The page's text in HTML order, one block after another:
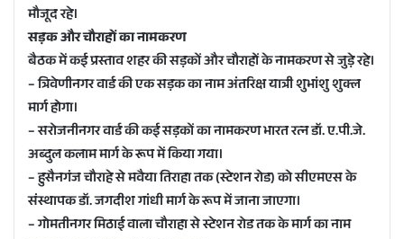
मौजूद रहे।
सड़क और चौराहों का नामकरण
बैठक में कई प्रस्ताव शहर की सड़कों और चौराहों के नामकरण से जुड़े रहे।
– त्रिवेणीनगर वार्ड की एक सड़क का नाम अंतरिक्ष यात्री शुभांशु शुक्ल
मार्ग होगा।
– सरोजनीनगर वार्ड की कई सड़कों का नामकरण भारत रत्न डॉ. ए.पी.जे.
अब्दुल कलाम मार्ग के रूप में किया गया।
– हुसैनगंज चौराहे से मवैया तिराहा तक (स्टेशन रोड) को सीएमएस के
संस्थापक डॉ. जगदीश गांधी मार्ग के रूप में जाना जाएगा।
– गोमतीनगर मिठाई वाला चौराहा से स्टेशन रोड तक के मार्ग का नाम